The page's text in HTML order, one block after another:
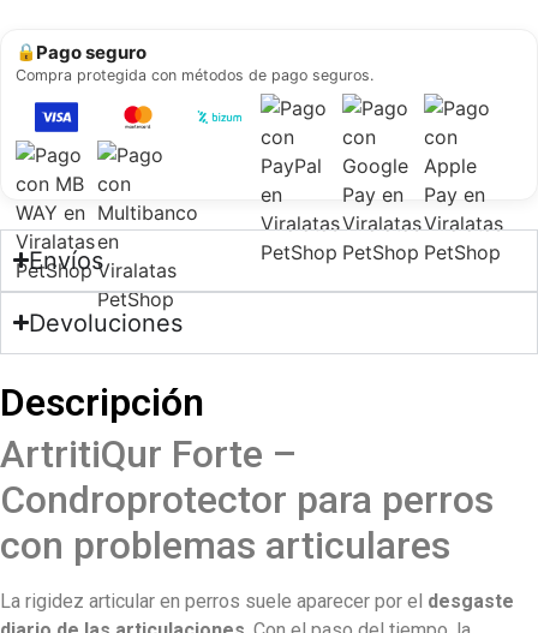
🔒 Pago seguro
Compra protegida con métodos de pago seguros.
Envíos
Devoluciones
Descripción
ArtritiQur Forte –
Condroprotector para perros
con problemas articulares
La rigidez articular en perros suele aparecer por el desgaste